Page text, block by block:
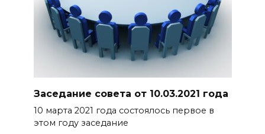
Заседание совета от 10.03.2021 года
10 марта 2021 года состоялось первое в
этом году заседание